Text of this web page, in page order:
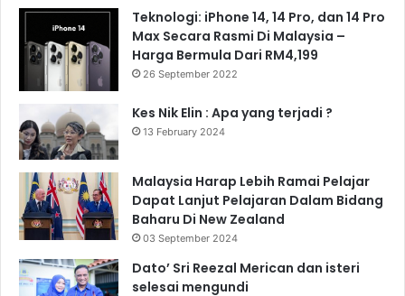
Teknologi: iPhone 14, 14 Pro, dan 14 Pro
Max Secara Rasmi Di Malaysia –
Harga Bermula Dari RM4,199
26 September 2022
Kes Nik Elin : Apa yang terjadi ?
13 February 2024
Malaysia Harap Lebih Ramai Pelajar
Dapat Lanjut Pelajaran Dalam Bidang
Baharu Di New Zealand
03 September 2024
Dato’ Sri Reezal Merican dan isteri
selesai mengundi